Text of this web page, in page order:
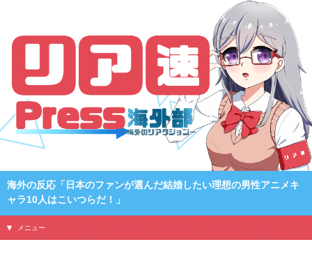
海外の反応「日本のファンが選んだ結婚したい理想の男性アニメキ
ャラ10人はこいつらだ！」
メニュー